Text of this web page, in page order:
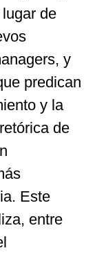
de
y
predican
y la
de
Este
entre